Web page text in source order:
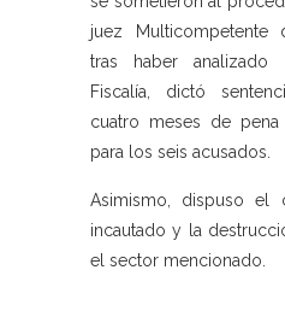
juez Multicompetente
tras haber
Fiscalía, dictó
cuatro meses de
para los seis acusados.
Asimismo, dispuso el
incautado y la
el sector mencionado.